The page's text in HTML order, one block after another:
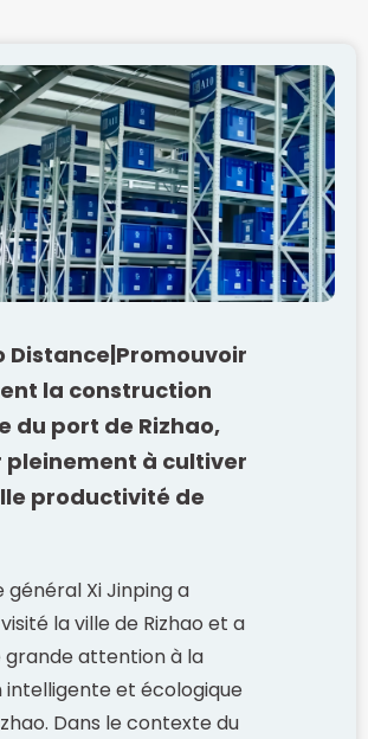
Distance|Promouvoir
la construction
du port de Rizhao,
à cultiver
productivité de
général Xi Jinping a
la ville de Rizhao et a
attention à la
et écologique
Dans le contexte du